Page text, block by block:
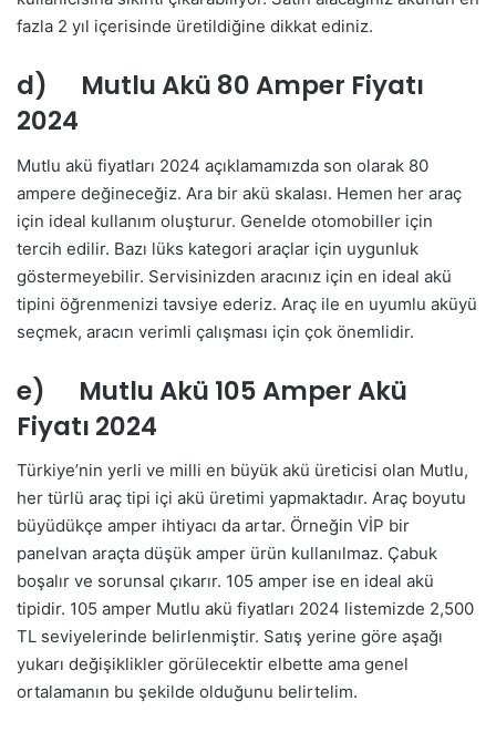
fazla 2 yıl içerisinde üretildiğine dikkat ediniz.
d) Mutlu Akü 80 Amper Fiyatı
2024
Mutlu akü fiyatları 2024 açıklamamızda son olarak 80
ampere değineceğiz. Ara bir akü skalası. Hemen her araç
için ideal kullanım oluşturur. Genelde otomobiller için
tercih edilir. Bazı lüks kategori araçlar için uygunluk
göstermeyebilir. Servisinizden aracınız için en ideal akü
tipini öğrenmenizi tavsiye ederiz. Araç ile en uyumlu aküyü
seçmek, aracın verimli çalışması için çok önemlidir.
e) Mutlu Akü 105 Amper Akü
Fiyatı 2024
Türkiye’nin yerli ve milli en büyük akü üreticisi olan Mutlu,
her türlü araç tipi içi akü üretimi yapmaktadır. Araç boyutu
büyüdükçe amper ihtiyacı da artar. Örneğin VİP bir
panelvan araçta düşük amper ürün kullanılmaz. Çabuk
boşalır ve sorunsal çıkarır. 105 amper ise en ideal akü
tipidir. 105 amper Mutlu akü fiyatları 2024 listemizde 2,500
TL seviyelerinde belirlenmiştir. Satış yerine göre aşağı
yukarı değişiklikler görülecektir elbette ama genel
ortalamanın bu şekilde olduğunu belirtelim.